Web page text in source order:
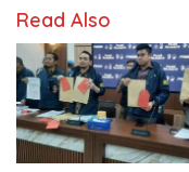
Read Also